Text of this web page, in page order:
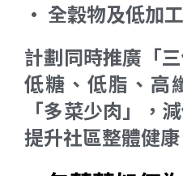
• 全穀物及低加
計劃同時推廣「
低糖、低脂、高
「多菜少肉」，
提升社區整體健康